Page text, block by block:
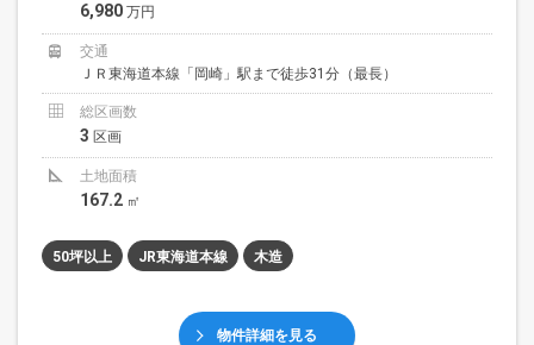
6,980 万円
交通
ＪＲ東海道本線「岡崎」駅まで徒歩31分（最長）
総区画数
3 区画
土地面積
167.2 ㎡
50坪以上 JR東海道本線 木造
物件詳細を見る